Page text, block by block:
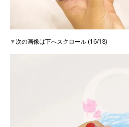
▼次の画像は下へスクロール (16/18)